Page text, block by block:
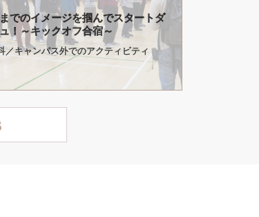
でのイメージを掴んでスタートダ
！ ～キックオフ合宿～
／キャンパス外でのアクティビティ